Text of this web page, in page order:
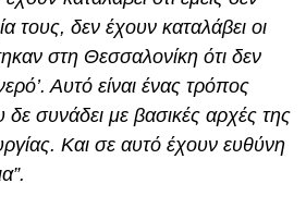
τους, δεν έχουν καταλάβει οι
στη Θεσσαλονίκη ότι δεν
Αυτό είναι ένας τρόπος
συνάδει με βασικές αρχές της
Και σε αυτό έχουν ευθύνη